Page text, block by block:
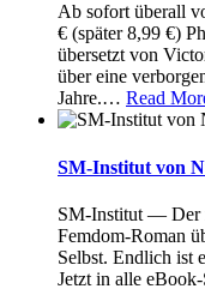
Ab sofort überall
€ (später 8,99 €)
übersetzt von
über eine
Jahre.… Read
SM-Institut von
SM-Institut — Der
Femdom-Roman
Selbst. Endlich ist
Jetzt in alle